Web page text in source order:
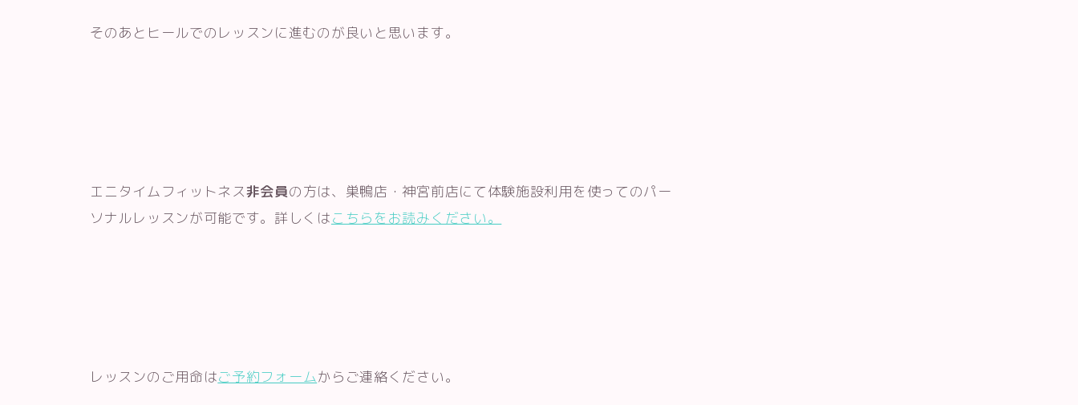
そのあとヒールでのレッスンに進むのが良いと思います。
エニタイムフィットネス非会員の方は、巣鴨店・神宮前店にて体験施設利用を使ってのパー
ソナルレッスンが可能です。詳しくはこちらをお読みください。
レッスンのご用命はご予約フォームからご連絡ください。